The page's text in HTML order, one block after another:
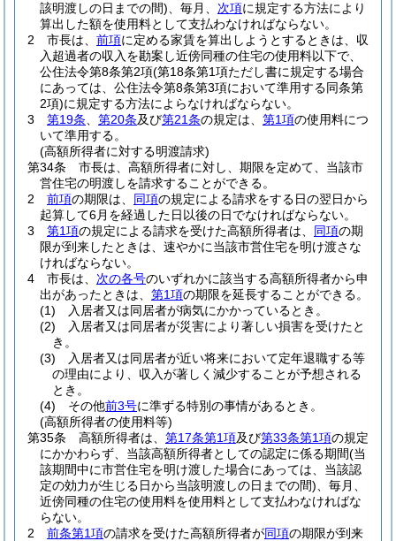
該明渡しの日までの間) 、毎月、 次項に規定する方法により
算出した額を使用料として支払わなければならない。
2
市長は、 前項に定める家賃を算出しようとするときは、収
入超過者の収入を勘案し近傍同種の住宅の使用料以下で、
公住法令第8条第2項(第18条第1項ただし書に規定する場合
にあっては、公住法令第8条第3項において準用する同条第
2項)に規定する方法によらなければならない。
3
第19条 第20条及び第21条の規定は、 第1項の使用料につ
いて準用する。
(高額所得者に対する明渡請求)
第34条
市長は、高額所得者に対し、期限を定めて、当該市
営住宅の明渡しを請求することができる。
2
前項の期限は、 同項の規定による請求をする日の翌日から
起算して6月を経過した日以後の日でなければならない。
3
第1項の規定による請求を受けた高額所得者は、 同項の期
限が到来したときは、速やかに当該市営住宅を明け渡さな
ければならない。
4
市長は、 次の各号のいずれかに該当する高額所得者から申
出があったときは、 第1項の期限を延長することができる。
(1)
入居者又は同居者が病気にかかっているとき。
(2)
入居者又は同居者が災害により著しい損害を受けたと
き。
(3)
入居者又は同居者が近い将来において定年退職する等
の理由により、収入が著しく減少することが予想される
とき。
(4)
その他前3号に準ずる特別の事情があるとき。
(高額所得者の使用料等)
第35条
高額所得者は、 第17条第1項及び第33条第1項の規定
にかかわらず、当該高額所得者としての認定に係る期間(当
該期間中に市営住宅を明け渡した場合にあっては、当該認
定の効力が生じる日から当該明渡しの日までの間) 、毎月、
近傍同種の住宅の使用料を使用料として支払わなければな
らない。
2
前条第1項の請求を受けた高額所得者が同項の期限が到来